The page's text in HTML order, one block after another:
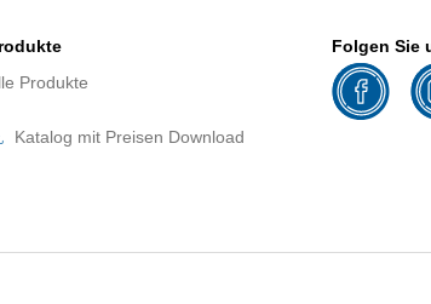
Produkte
Katalog mit Preisen Download
Folgen Sie